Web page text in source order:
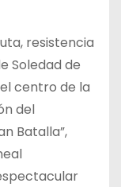
resistencia
Soledad de
centro de la
del
Batalla”,